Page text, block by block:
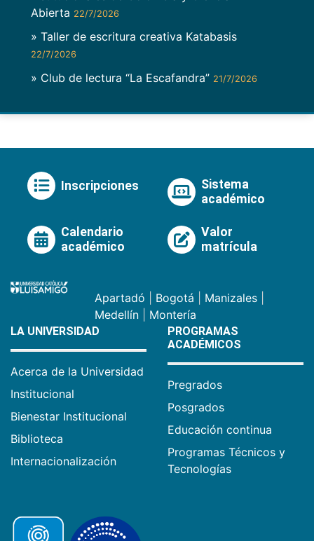
Abierta 22/7/2026
» Taller de escritura creativa Katabasis
22/7/2026
» Club de lectura “La Escafandra” 21/7/2026
Inscripciones
Sistema
académico
Calendario
académico
Valor
matrícula
Apartadó Bogotá Manizales
Medellín
Montería
LA UNIVERSIDAD
Acerca de la Universidad
Institucional
Bienestar Institucional
Biblioteca
Internacionalización
PROGRAMAS
ACADÉMICOS
Pregrados
Posgrados
Educación continua
Programas Técnicos y
Tecnologías